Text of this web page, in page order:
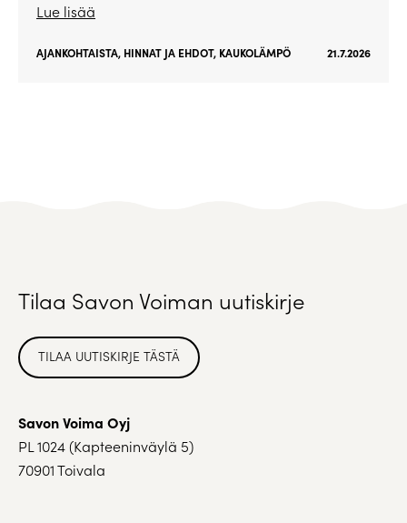
Lue lisää
AJANKOHTAISTA, HINNAT JA EHDOT, KAUKOLÄMPÖ 21.7.2026
Tilaa Savon Voiman uutiskirje
TILAA UUTISKIRJE TÄSTÄ
Savon Voima Oyj
PL 1024 (Kapteeninväylä 5)
70901 Toivala